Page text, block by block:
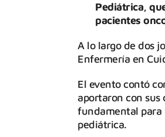
Pediátrica,
pacientes
A lo largo de dos
Enfermería en
El evento contó
aportaron con sus
fundamental para
pediátrica.